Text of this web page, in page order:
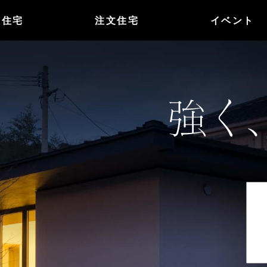
宅 注文住宅 イベント